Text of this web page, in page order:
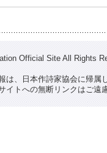
Official Site All Rights
は、日本作詩家協会に帰
イトへの無断リンクはご遠